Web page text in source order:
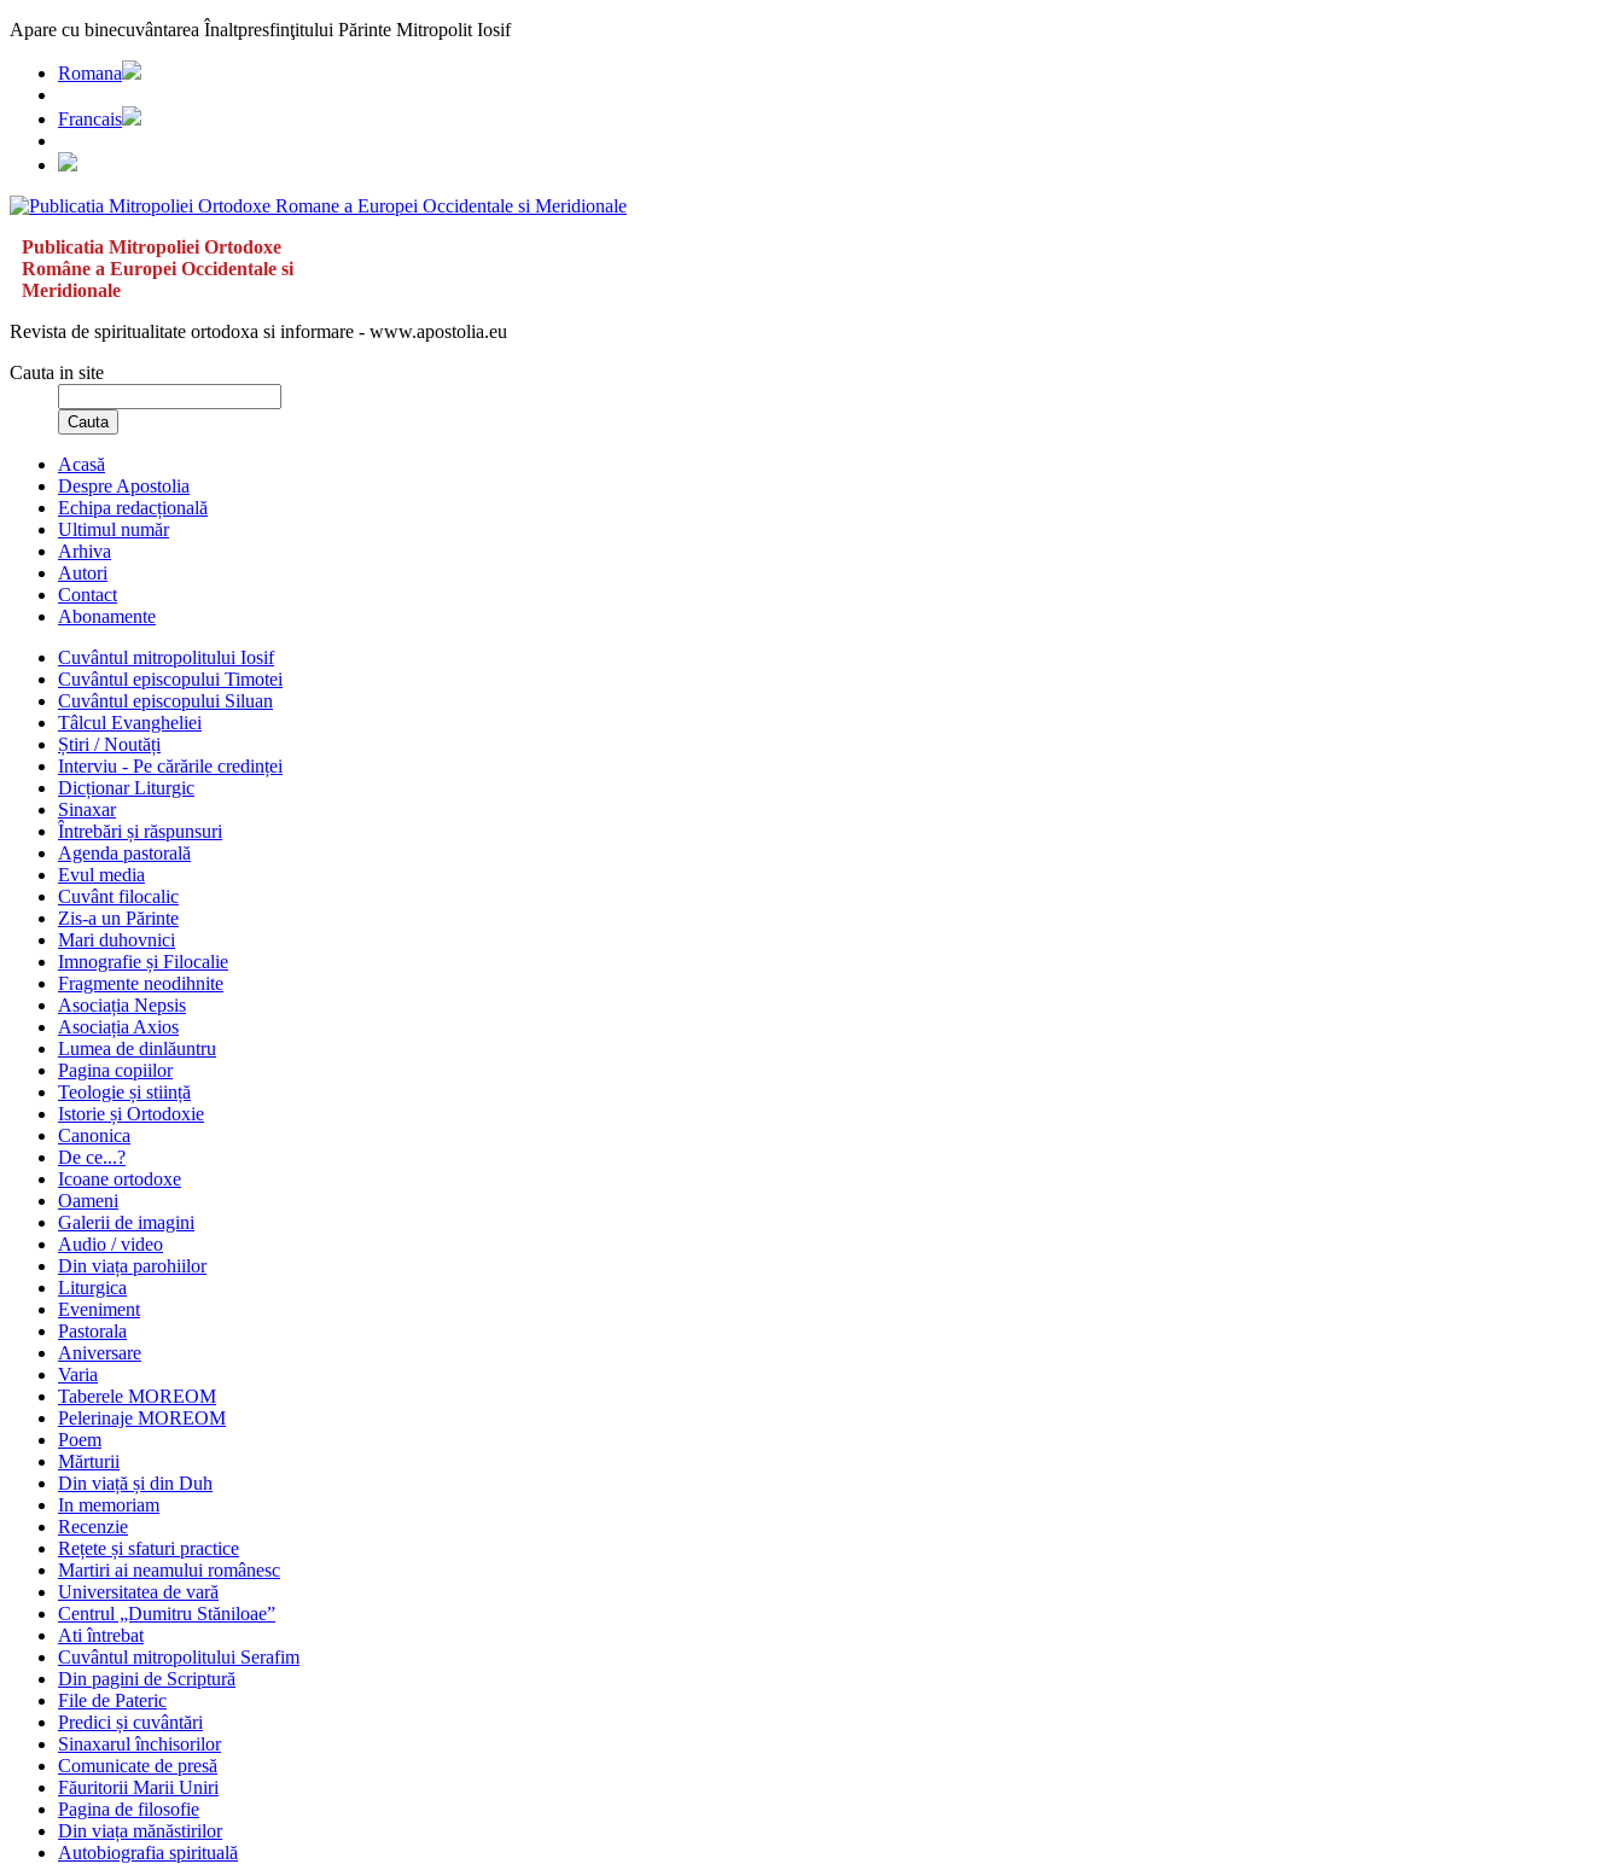
Apare cu binecuvântarea Înaltpresfinţitului Părinte Mitropolit Iosif
Romana
Francais
Publicatia Mitropoliei Ortodoxe
Române a Europei Occidentale si
Meridionale
Revista de spiritualitate ortodoxa si informare - www.apostolia.eu
Cauta in site
Cauta
Acasă
Despre Apostolia
Echipa redacțională
Ultimul număr
Arhiva
Autori
Contact
Abonamente
Cuvântul mitropolitului Iosif
Cuvântul episcopului Timotei
Cuvântul episcopului Siluan
Tâlcul Evangheliei
Știri / Noutăți
Interviu - Pe cărările credinței
Dicționar Liturgic
Sinaxar
Întrebări și răspunsuri
Agenda pastorală
Evul media
Cuvânt filocalic
Zis-a un Părinte
Mari duhovnici
Imnografie și Filocalie
Fragmente neodihnite
Asociația Nepsis
Asociația Axios
Lumea de dinlăuntru
Pagina copiilor
Teologie și stiință
Istorie și Ortodoxie
Canonica
De ce...?
Icoane ortodoxe
Oameni
Galerii de imagini
Audio / video
Din viața parohiilor
Liturgica
Eveniment
Pastorala
Aniversare
Varia
Taberele MOREOM
Pelerinaje MOREOM
Poem
Mărturii
Din viață și din Duh
In memoriam
Recenzie
Rețete și sfaturi practice
Martiri ai neamului românesc
Universitatea de vară
Centrul „Dumitru Stăniloae”
Ati întrebat
Cuvântul mitropolitului Serafim
Din pagini de Scriptură
File de Pateric
Predici și cuvântări
Sinaxarul închisorilor
Comunicate de presă
Făuritorii Marii Uniri
Pagina de filosofie
Din viața mănăstirilor
Autobiografia spirituală